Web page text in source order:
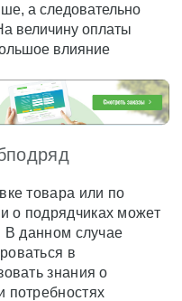
а следовательно
величину оплаты
влияние
товара или по
о подрядчиках может
В данном случае
в
знания о
потребностях